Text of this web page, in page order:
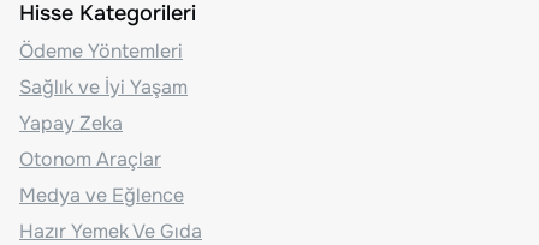
Hisse Kategorileri
Ödeme Yöntemleri
Sağlık ve İyi Yaşam
Yapay Zeka
Otonom Araçlar
Medya ve Eğlence
Hazır Yemek Ve Gıda